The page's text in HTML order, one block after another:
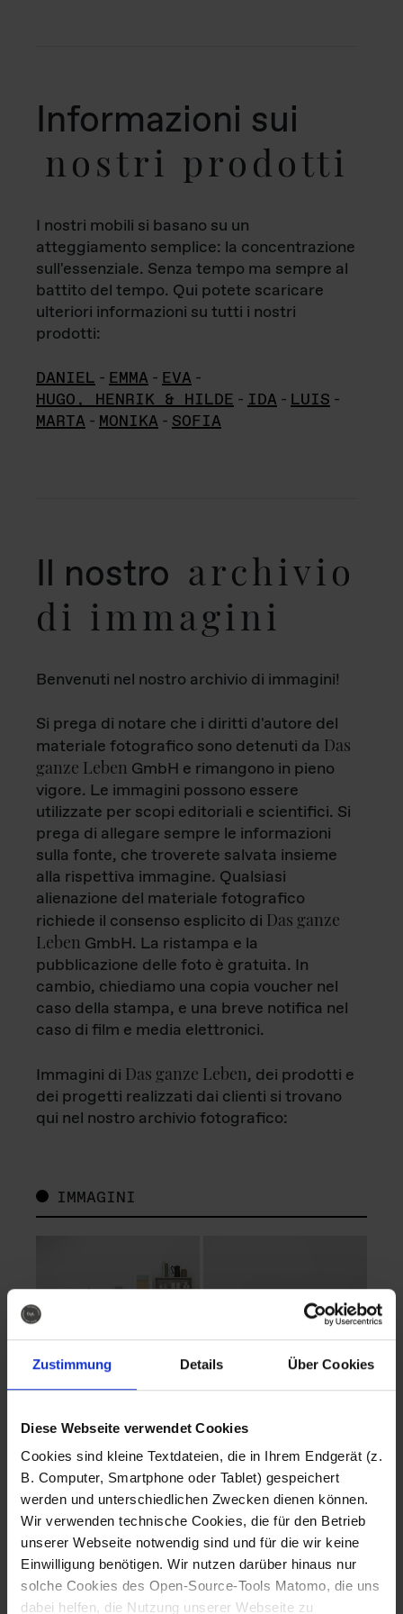
Zustimmung Details Über Cookies
Diese Webseite verwendet Cookies
Cookies sind kleine Textdateien, die in Ihrem Endgerät (z.
B. Computer, Smartphone oder Tablet) gespeichert
werden und unterschiedlichen Zwecken dienen können.
Wir verwenden technische Cookies, die für den Betrieb
unserer Webseite notwendig sind und für die wir keine
Einwilligung benötigen. Wir nutzen darüber hinaus nur
solche Cookies des Open-Source-Tools Matomo, die uns
dabei helfen, die Nutzung unserer Webseite zu
Informazioni sui
nostri prodotti
I nostri mobili si basano su un
atteggiamento semplice: la concentrazione
sull'essenziale. Senza tempo ma sempre al
battito del tempo. Qui potete scaricare
ulteriori informazioni su tutti i nostri
prodotti:
DANIEL - EMMA - EVA -
HUGO, HENRIK & HILDE - IDA - LUIS -
MARTA - MONIKA - SOFIA
Il nostro archivio
di immagini
Benvenuti nel nostro archivio di immagini!
Si prega di notare che i diritti d'autore del
materiale fotografico sono detenuti da Das
ganze Leben GmbH e rimangono in pieno
vigore. Le immagini possono essere
utilizzate per scopi editoriali e scientifici. Si
prega di allegare sempre le informazioni
sulla fonte, che troverete salvata insieme
alla rispettiva immagine. Qualsiasi
alienazione del materiale fotografico
richiede il consenso esplicito di Das ganze
Leben GmbH. La ristampa e la
pubblicazione delle foto è gratuita. In
cambio, chiediamo una copia voucher nel
caso della stampa, e una breve notifica nel
caso di film e media elettronici.
Immagini di Das ganze Leben, dei prodotti e
dei progetti realizzati dai clienti si trovano
qui nel nostro archivio fotografico:
IMMAGINI
Fotografo: Lorenz
Sternbach
Download
Fotografo: Lorenz
Sternbach
Download